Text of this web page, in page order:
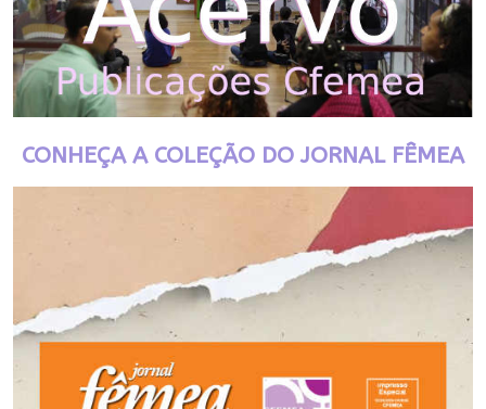
CONHEÇA A COLEÇÃO DO JORNAL FÊMEA